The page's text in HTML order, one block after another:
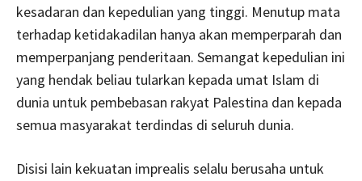
kesadaran dan kepedulian yang tinggi. Menutup mata
terhadap ketidakadilan hanya akan memperparah dan
memperpanjang penderitaan. Semangat kepedulian ini
yang hendak beliau tularkan kepada umat Islam di
dunia untuk pembebasan rakyat Palestina dan kepada
semua masyarakat terdindas di seluruh dunia.
Disisi lain kekuatan imprealis selalu berusaha untuk